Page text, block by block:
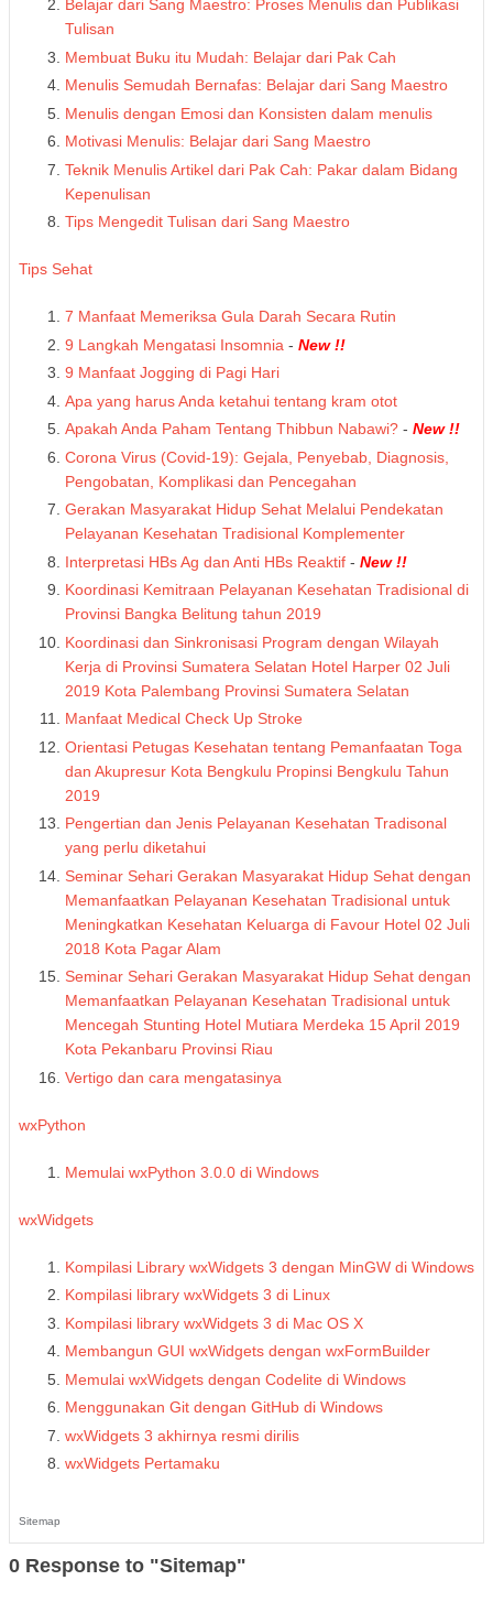
Belajar dari Sang Maestro: Proses Menulis dan Publikasi
Tulisan
Membuat Buku itu Mudah: Belajar dari Pak Cah
Menulis Semudah Bernafas: Belajar dari Sang Maestro
Menulis dengan Emosi dan Konsisten dalam menulis
Motivasi Menulis: Belajar dari Sang Maestro
Teknik Menulis Artikel dari Pak Cah: Pakar dalam Bidang
Kepenulisan
Tips Mengedit Tulisan dari Sang Maestro
Tips Sehat
7 Manfaat Memeriksa Gula Darah Secara Rutin
9 Langkah Mengatasi Insomnia - New !!
9 Manfaat Jogging di Pagi Hari
Apa yang harus Anda ketahui tentang kram otot
Apakah Anda Paham Tentang Thibbun Nabawi? - New !!
Corona Virus (Covid-19): Gejala, Penyebab, Diagnosis,
Pengobatan, Komplikasi dan Pencegahan
Gerakan Masyarakat Hidup Sehat Melalui Pendekatan
Pelayanan Kesehatan Tradisional Komplementer
Interpretasi HBs Ag dan Anti HBs Reaktif - New !!
Koordinasi Kemitraan Pelayanan Kesehatan Tradisional di
Provinsi Bangka Belitung tahun 2019
Koordinasi dan Sinkronisasi Program dengan Wilayah
Kerja di Provinsi Sumatera Selatan Hotel Harper 02 Juli
2019 Kota Palembang Provinsi Sumatera Selatan
Manfaat Medical Check Up Stroke
Orientasi Petugas Kesehatan tentang Pemanfaatan Toga
dan Akupresur Kota Bengkulu Propinsi Bengkulu Tahun
2019
Pengertian dan Jenis Pelayanan Kesehatan Tradisonal
yang perlu diketahui
Seminar Sehari Gerakan Masyarakat Hidup Sehat dengan
Memanfaatkan Pelayanan Kesehatan Tradisional untuk
Meningkatkan Kesehatan Keluarga di Favour Hotel 02 Juli
2018 Kota Pagar Alam
Seminar Sehari Gerakan Masyarakat Hidup Sehat dengan
Memanfaatkan Pelayanan Kesehatan Tradisional untuk
Mencegah Stunting Hotel Mutiara Merdeka 15 April 2019
Kota Pekanbaru Provinsi Riau
Vertigo dan cara mengatasinya
wxPython
Memulai wxPython 3.0.0 di Windows
wxWidgets
Kompilasi Library wxWidgets 3 dengan MinGW di Windows
Kompilasi library wxWidgets 3 di Linux
Kompilasi library wxWidgets 3 di Mac OS X
Membangun GUI wxWidgets dengan wxFormBuilder
Memulai wxWidgets dengan Codelite di Windows
Menggunakan Git dengan GitHub di Windows
wxWidgets 3 akhirnya resmi dirilis
wxWidgets Pertamaku
Sitemap
0 Response to "Sitemap"